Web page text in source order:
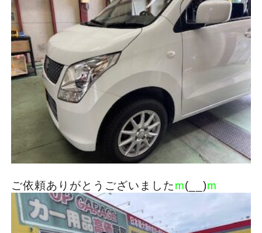
ご依頼ありがとうございましたm(__)m